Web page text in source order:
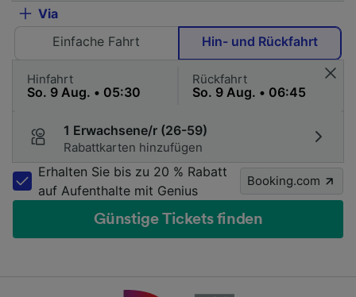
Via
Einfache Fahrt
Hin- und Rückfahrt
Hinfahrt Rückfahrt
1 Erwachsene/r (26-59)
Rabattkarten hinzufügen
Erhalten Sie bis zu 20 % Rabatt
auf Aufenthalte mit Genius
Booking.com
Günstige Tickets finden